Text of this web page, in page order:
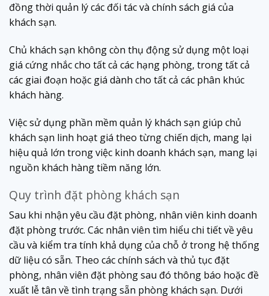
đồng thời quản lý các đối tác và chính sách giá của
khách sạn.
Chủ khách sạn không còn thụ động sử dụng một loại
giá cứng nhắc cho tất cả các hạng phòng, trong tất cả
các giai đoạn hoặc giá dành cho tất cả các phân khúc
khách hàng.
Việc sử dụng phần mềm quản lý khách sạn giúp chủ
khách sạn linh hoạt giá theo từng chiến dịch, mang lại
hiệu quả lớn trong việc kinh doanh khách sạn, mang lại
nguồn khách hàng tiềm năng lớn.
Quy trình đặt phòng khách sạn
Sau khi nhận yêu cầu đặt phòng, nhân viên kinh doanh
đặt phòng trước. Các nhân viên tìm hiểu chi tiết về yêu
cầu và kiểm tra tính khả dụng của chỗ ở trong hệ thống
dữ liệu có sẵn. Theo các chính sách và thủ tục đặt
phòng, nhân viên đặt phòng sau đó thông báo hoặc đề
xuất lễ tân về tình trạng sẵn phòng khách sạn. Dưới